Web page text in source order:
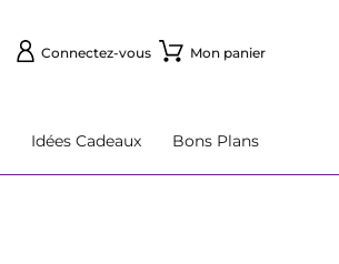
Connectez-vous Mon panier
Idées Cadeaux Bons Plans